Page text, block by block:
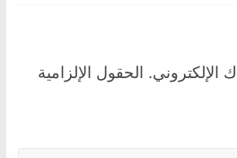
الإلكتروني. الحقول الإلزامية